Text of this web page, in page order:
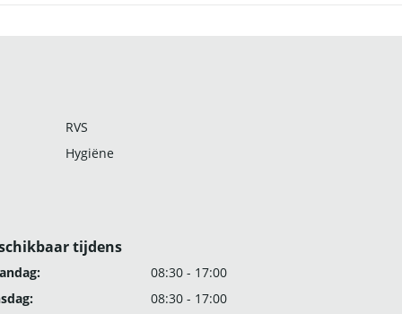
RVS
Hygiëne
tijdens
08:30 - 17:00
08:30 - 17:00